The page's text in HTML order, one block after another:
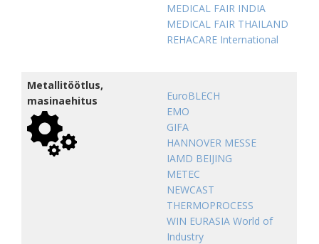
MEDICAL FAIR INDIA
MEDICAL FAIR THAILAND
REHACARE International
Metallitöötlus,
masinaehitus
EuroBLECH
EMO
GIFA
HANNOVER MESSE
IAMD BEIJING
METEC
NEWCAST
THERMOPROCESS
WIN EURASIA World of
Industry